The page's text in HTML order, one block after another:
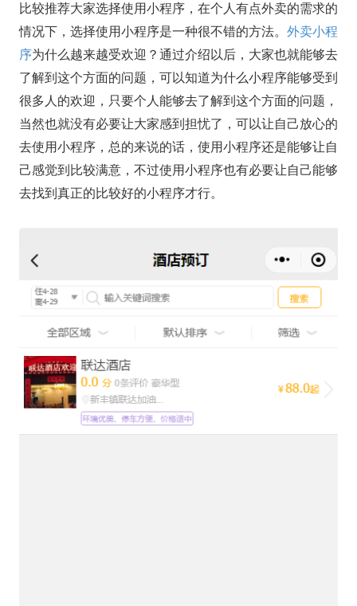
比较推荐大家选择使用小程序，在个人有点外卖的需求的
情况下，选择使用小程序是一种很不错的方法。 外卖小程
序为什么越来越受欢迎？通过介绍以后，大家也就能够去
了解到这个方面的问题，可以知道为什么小程序能够受到
很多人的欢迎，只要个人能够去了解到这个方面的问题，
当然也就没有必要让大家感到担忧了，可以让自己放心的
去使用小程序，总的来说的话，使用小程序还是能够让自
己感觉到比较满意，不过使用小程序也有必要让自己能够
去找到真正的比较好的小程序才行。